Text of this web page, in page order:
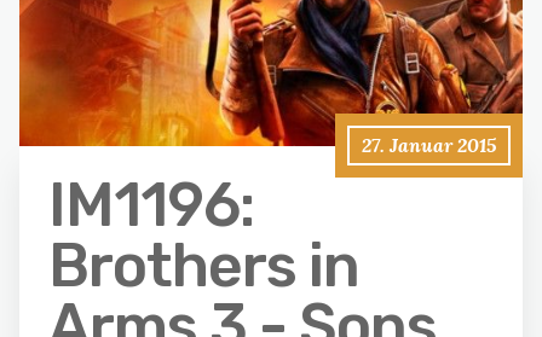
27. Januar 2015
IM1196:
Brothers in